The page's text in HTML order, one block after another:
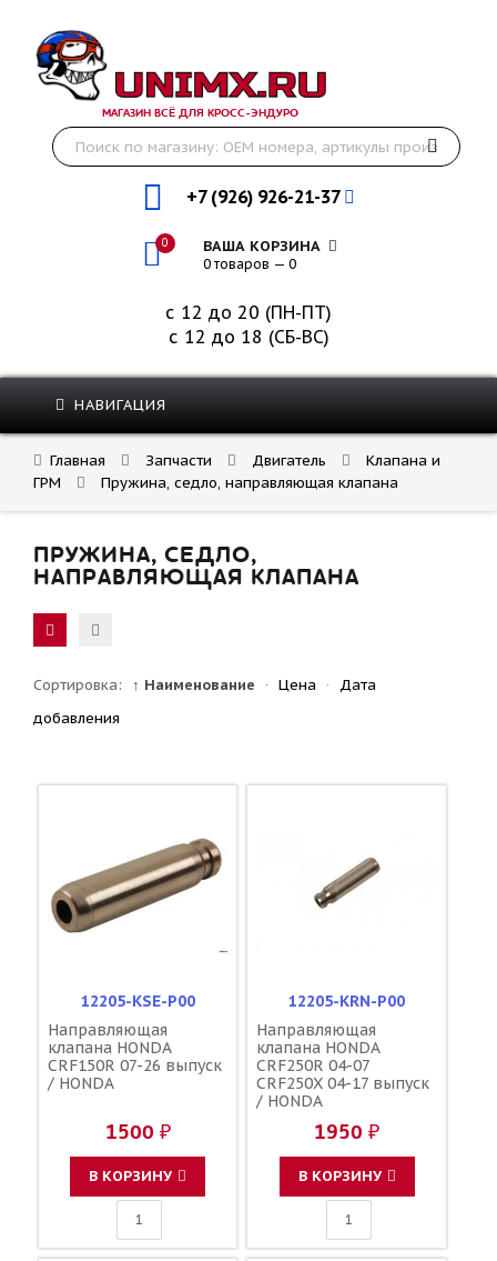
МАГАЗИН ВСЁ ДЛЯ КРОСС-ЭНДУРО
+7 (926) 926-21-37
0 ВАША КОРЗИНА
0 товаров — 0
с 12 до 20 (ПН-ПТ)
с 12 до 18 (СБ-ВС)
НАВИГАЦИЯ
Главная Запчасти Двигатель
Клапана и
ГРМ
Пружина, седло, направляющая клапана
ПРУЖИНА, СЕДЛО,
НАПРАВЛЯЮЩАЯ КЛАПАНА
Сортировка: ↑ Наименование · Цена ·
Дата
добавления
12205-KSE-P00
Направляющая
клапана HONDA
CRF150R 07-26 выпуск
/ HONDA
1500 ₽
В КОРЗИНУ
12205-KRN-P00
Направляющая
клапана HONDA
CRF250R 04-07
CRF250X 04-17 выпуск
/ HONDA
1950 ₽
В КОРЗИНУ